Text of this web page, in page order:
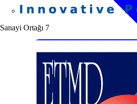
Sanayi Ortağı 7